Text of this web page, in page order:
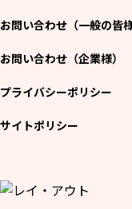
お問い合わせ（一般の皆様
お問い合わせ（企業様）
プライバシーポリシー
サイトポリシー